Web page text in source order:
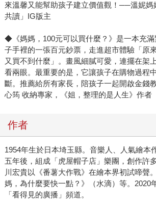
來溫馨又能幫助孩子建立價值觀！──溫妮媽
共讀」IG版主
◆《媽媽，100元可以買什麼？》是一本充
子手裡的一張百元鈔票，走進超市體驗「原
又買不到什麼」。畫風細膩可愛，連擺在架
看兩眼。最重要的是，它讓孩子在購物過程
斷。推薦給所有家長，陪孩子一起開啟金錢
心筠 收納專家，《姐，整理的是人生》作者
作者
1954年生於日本埼玉縣。音樂人、人氣繪本
五年後，組成「虎屋帽子店」樂團，創作許
川宏貴以《番薯大作戰》在繪本界初試啼聲
媽，為什麼要快一點？》（水滴）等。2020
「看得見的廣播」頻道。